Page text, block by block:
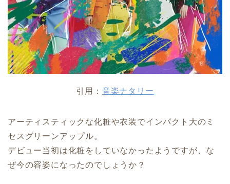
引用： 音楽ナタリー
アーティスティックな化粧や衣装でインパクト大のミ
セスグリーンアップル。
デビュー当初は化粧をしていなかったようですが、な
ぜ今の容姿になったのでしょうか？